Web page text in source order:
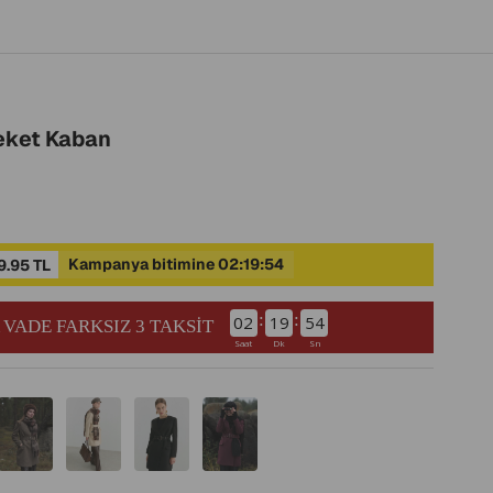
Kaban
TL Kampanya bitimine 02:19:53
FARKSIZ 3 TAKSİT 02 : 19 : 53
Saat Dk Sn